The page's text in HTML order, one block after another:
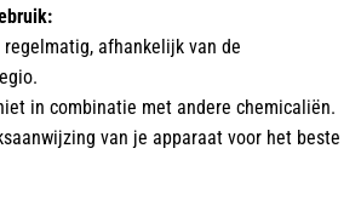
afhankelijk van de
in combinatie met andere chemicaliën.
van je apparaat voor het beste